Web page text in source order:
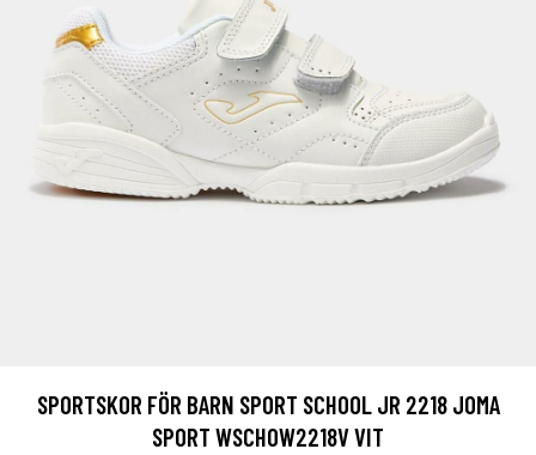
SPORTSKOR FÖR BARN SPORT SCHOOL JR 2218 JOMA
SPORT WSCHOW2218V VIT